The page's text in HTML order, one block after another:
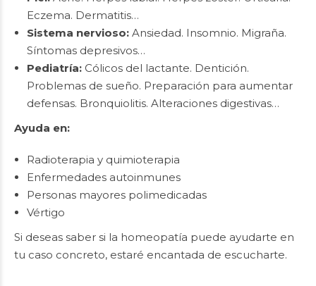
Eczema. Dermatitis…
Sistema nervioso: Ansiedad. Insomnio. Migraña.
Síntomas depresivos…
Pediatría: Cólicos del lactante. Dentición.
Problemas de sueño. Preparación para aumentar
defensas. Bronquiolitis. Alteraciones digestivas…
Ayuda en:
Radioterapia y quimioterapia
Enfermedades autoinmunes
Personas mayores polimedicadas
Vértigo
Si deseas saber si la homeopatía puede ayudarte en
tu caso concreto, estaré encantada de escucharte.